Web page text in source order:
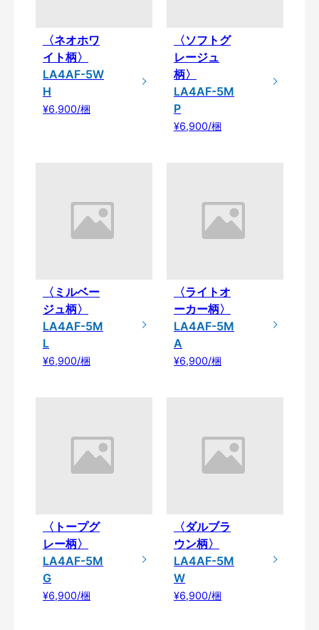
〈ネオホワ
イト柄〉
LA4AF-5W
H
¥6,900/梱
〈ソフトグ
レージュ
柄〉
LA4AF-5M
P
¥6,900/梱
〈ミルベー
ジュ柄〉
LA4AF-5M
L
¥6,900/梱
〈ライトオ
ーカー柄〉
LA4AF-5M
A
¥6,900/梱
〈トープグ
レー柄〉
LA4AF-5M
G
¥6,900/梱
〈ダルブラ
ウン柄〉
LA4AF-5M
W
¥6,900/梱